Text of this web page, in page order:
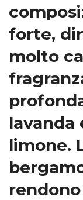
forte,
molto
lavanda
limone.